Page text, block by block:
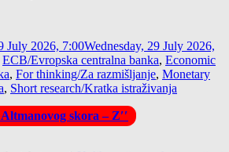
July 2026, 7:00Wednesday, 29 July 2026,
ECB/Evropska centralna banka, Economic
, For thinking/Za razmišljanje, Monetary
, Short research/Kratka istraživanja
skora – Z′′